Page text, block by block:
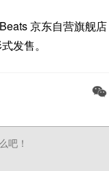
京东自营旗舰
发售。